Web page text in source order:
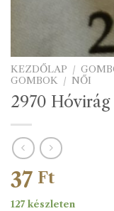
KEZDŐLAP /
GOMBOK / NŐI
2970
37 Ft
127 készleten